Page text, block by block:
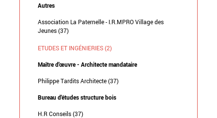
Autres
Association La Paternelle - I.R.MPRO Village des
Jeunes (37)
ETUDES ET INGÉNIERIES (2)
Maître d'œuvre - Architecte mandataire
Philippe Tardits Architecte (37)
Bureau d'études structure bois
H.R Conseils (37)